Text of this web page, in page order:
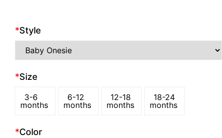
*Style
*Size
3-6
months
6-12
months
12-18
months
18-24
months
*Color